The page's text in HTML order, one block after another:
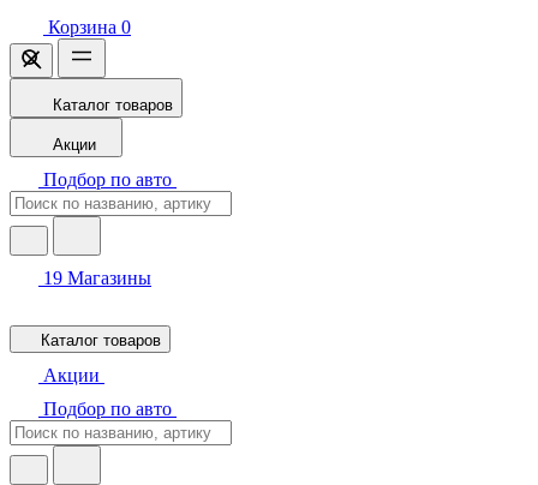
Корзина 0
Каталог товаров
Акции
Подбор по авто
19 Магазины
Каталог товаров
Акции
Подбор по авто